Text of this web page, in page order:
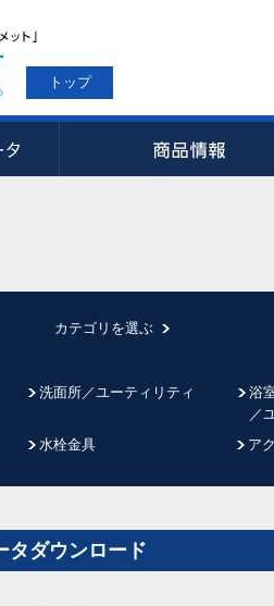
トップ
カテゴリを選ぶ
洗面所／ユーティリティ
浴
／
水栓金具 ア
タダウンロード